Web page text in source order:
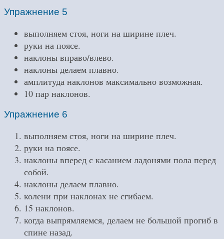
Упражнение 5
выполняем стоя, ноги на ширине плеч.
руки на поясе.
наклоны вправо/влево.
наклоны делаем плавно.
амплитуда наклонов максимально возможная.
10 пар наклонов.
Упражнение 6
выполняем стоя, ноги на ширине плеч.
руки на поясе.
наклоны вперед с касанием ладонями пола перед
собой.
наклоны делаем плавно.
колени при наклонах не сгибаем.
15 наклонов.
когда выпрямляемся, делаем не большой прогиб в
спине назад.